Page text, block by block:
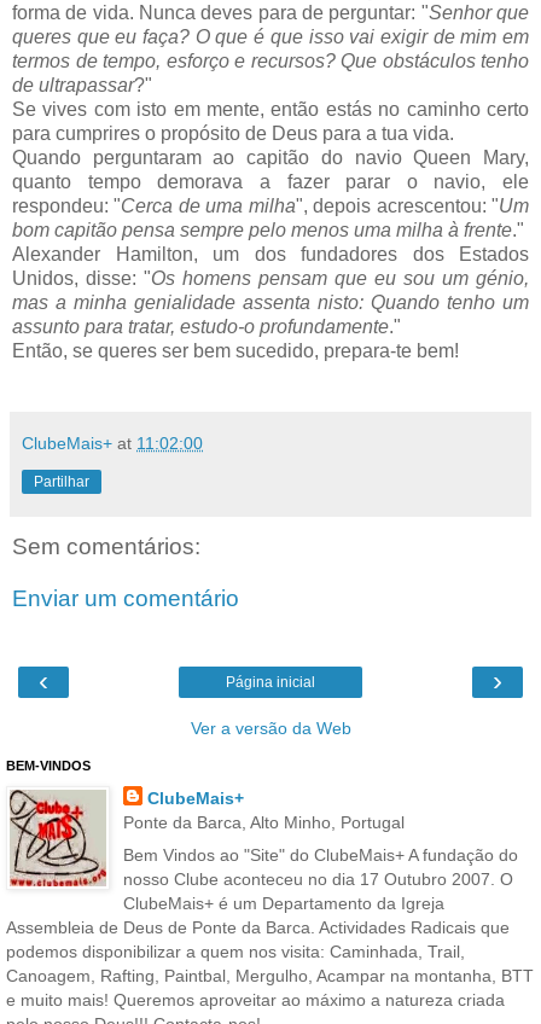
forma de vida. Nunca deves para de perguntar: "Senhor que
queres que eu faça? O que é que isso vai exigir de mim em
termos de tempo, esforço e recursos? Que obstáculos tenho
de ultrapassar?"
Se vives com isto em mente, então estás no caminho certo
para cumprires o propósito de Deus para a tua vida.
Quando perguntaram ao capitão do navio Queen Mary,
quanto tempo demorava a fazer parar o navio, ele
respondeu: "Cerca de uma milha", depois acrescentou: "Um
bom capitão pensa sempre pelo menos uma milha à frente."
Alexander Hamilton, um dos fundadores dos Estados
Unidos, disse: "Os homens pensam que eu sou um génio,
mas a minha genialidade assenta nisto: Quando tenho um
assunto para tratar, estudo-o profundamente."
Então, se queres ser bem sucedido, prepara-te bem!
ClubeMais+ at 11:02:00
Partilhar
Sem comentários:
Enviar um comentário
‹ ›
Página inicial
Ver a versão da Web
BEM-VINDOS
ClubeMais+
Ponte da Barca, Alto Minho, Portugal
Bem Vindos ao "Site" do ClubeMais+ A fundação do
nosso Clube aconteceu no dia 17 Outubro 2007. O
ClubeMais+ é um Departamento da Igreja
Assembleia de Deus de Ponte da Barca. Actividades Radicais que
podemos disponibilizar a quem nos visita: Caminhada, Trail,
Canoagem, Rafting, Paintbal, Mergulho, Acampar na montanha, BTT
e muito mais! Queremos aproveitar ao máximo a natureza criada